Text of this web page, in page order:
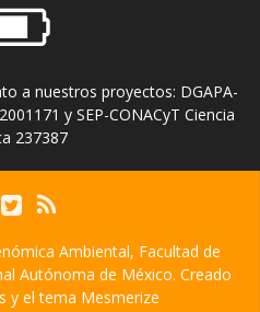
a nuestros proyectos: DGAPA-
y SEP-CONACyT Ciencia
237387
Ambiental, Facultad de
Autónoma de México. Creado
y eltema Mesmerize